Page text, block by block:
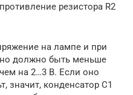
резистора R2
на лампе и при
должно быть меньше
на 2…3 В. Если оно
значит, конденсатор С1